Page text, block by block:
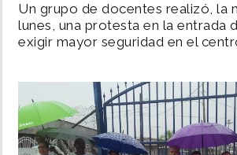
POLÍTICA
DEPORTES
Un grupo de docentes realizó, la
lunes, una protesta en la entrada
exigir mayor seguridad en el